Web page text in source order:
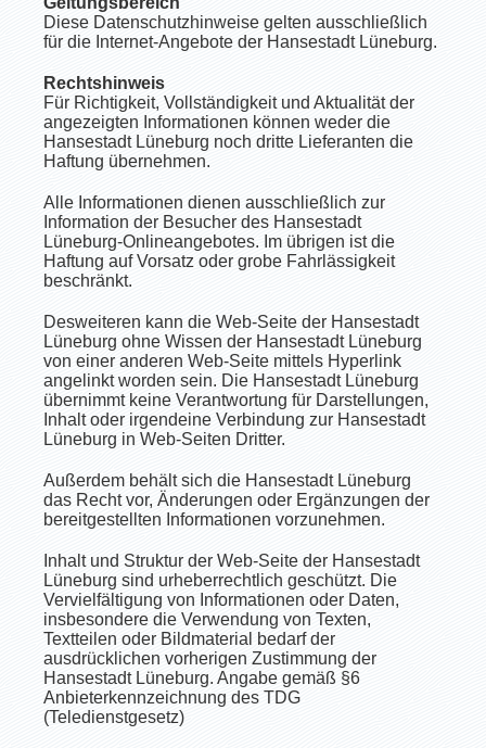
Diese Datenschutzhinweise gelten ausschließlich
für die Internet-Angebote der Hansestadt Lüneburg.
Rechtshinweis
Für Richtigkeit, Vollständigkeit und Aktualität der
angezeigten Informationen können weder die
Hansestadt Lüneburg noch dritte Lieferanten die
Haftung übernehmen.
Alle Informationen dienen ausschließlich zur
Information der Besucher des Hansestadt
Lüneburg-Onlineangebotes. Im übrigen ist die
Haftung auf Vorsatz oder grobe Fahrlässigkeit
beschränkt.
Desweiteren kann die Web-Seite der Hansestadt
Lüneburg ohne Wissen der Hansestadt Lüneburg
von einer anderen Web-Seite mittels Hyperlink
angelinkt worden sein. Die Hansestadt Lüneburg
übernimmt keine Verantwortung für Darstellungen,
Inhalt oder irgendeine Verbindung zur Hansestadt
Lüneburg in Web-Seiten Dritter.
Außerdem behält sich die Hansestadt Lüneburg
das Recht vor, Änderungen oder Ergänzungen der
bereitgestellten Informationen vorzunehmen.
Inhalt und Struktur der Web-Seite der Hansestadt
Lüneburg sind urheberrechtlich geschützt. Die
Vervielfältigung von Informationen oder Daten,
insbesondere die Verwendung von Texten,
Textteilen oder Bildmaterial bedarf der
ausdrücklichen vorherigen Zustimmung der
Hansestadt Lüneburg. Angabe gemäß §6
Anbieterkennzeichnung des TDG
(Teledienstgesetz)